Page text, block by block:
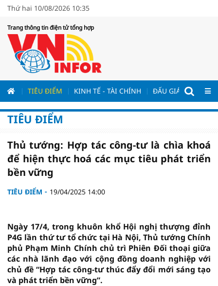
Thứ hai 10/08/2026 10:35
Trang thông tin điện tử tổng hợp
TIÊU ĐIỂM KINH TẾ - TÀI CHÍNH ĐẤU GIÁ - ĐẤU
TIÊU ĐIỂM
Thủ tướng: Hợp tác công-tư là chìa khoá
để hiện thực hoá các mục tiêu phát triển
bền vững
TIÊU ĐIỂM 19/04/2025 14:00
Ngày 17/4, trong khuôn khổ Hội nghị thượng đỉnh
P4G lần thứ tư tổ chức tại Hà Nội, Thủ tướng Chính
phủ Phạm Minh Chính chủ trì Phiên Đối thoại giữa
các nhà lãnh đạo với cộng đồng doanh nghiệp với
chủ đề “Hợp tác công-tư thúc đẩy đổi mới sáng tạo
và phát triển bền vững”.